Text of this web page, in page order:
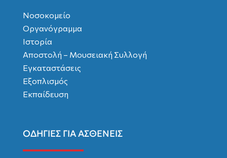
Νοσοκομείο
Οργανόγραμμα
Ιστορία
Αποστολή – Μουσειακή Συλλογή
Εγκαταστάσεις
Εξοπλισμός
Εκπαίδευση
ΟΔΗΓΙΕΣ ΓΙΑ ΑΣΘΕΝΕΙΣ